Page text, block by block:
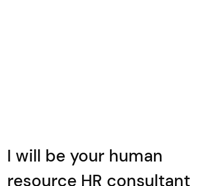
I will be your human
resource HR consultant